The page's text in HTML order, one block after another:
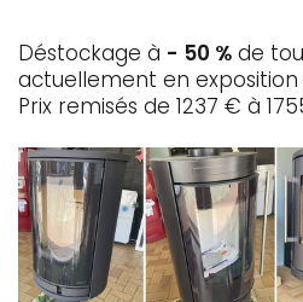
Déstockage à - 50 % de
actuellement en exposition
Prix remisés de 1237 € à